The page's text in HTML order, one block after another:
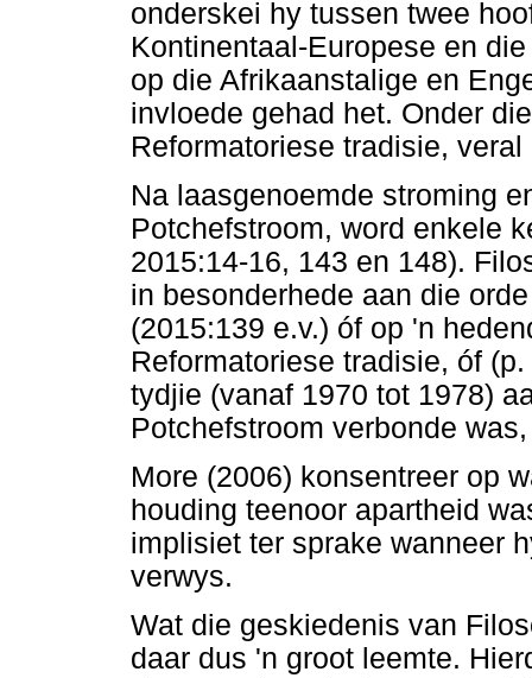
onderskei hy tussen twee
Kontinentaal-Europese en
op die Afrikaanstalige en
invloede gehad het. Onder
Reformatoriese tradisie,
Na laasgenoemde stroming
Potchefstroom, word enkele
2015:14-16, 143 en 148).
in besonderhede aan die
(2015:139 e.v.) óf op 'n
Reformatoriese tradisie, óf
tydjie (vanaf 1970 tot 1978)
Potchefstroom verbonde
More (2006) konsentreer op
houding teenoor apartheid
implisiet ter sprake wanneer
verwys.
Wat die geskiedenis van
daar dus 'n groot leemte.